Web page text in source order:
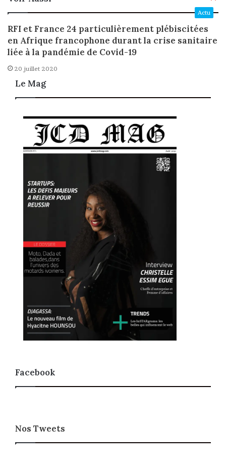
Actu
RFI et France 24 particulièrement plébiscitées
en Afrique francophone durant la crise sanitaire
liée à la pandémie de Covid-19
20 juillet 2020
Le Mag
Facebook
Nos Tweets